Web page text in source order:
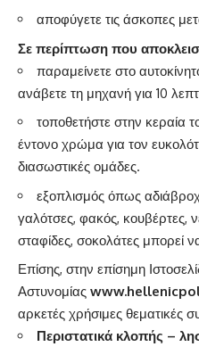
αποφύγετε τις άσκοπες
Σε περίπτωση που
παραμείνετε στο
ανάβετε τη μηχανή για 10
τοποθετήστε στην
έντονο χρώμα για τον
διασωστικές ομάδες.
εξοπλισμός όπως
γαλότσες, φακός, κουβέρτες,
σταφίδες, σοκολάτες μπορεί
Επίσης, στην επίσημη
Αστυνομίας
αρκετές χρήσιμες θεματικές
Περιστατικά κλοπής –